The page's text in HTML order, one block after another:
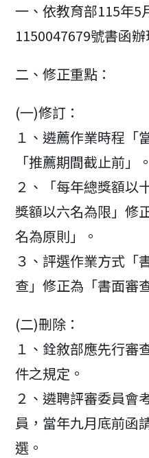
一、依教育部115年5
1150047679號書函辦
二、修正重點：
(一)修訂：
１、遴薦作業時程「
「推薦期間截止前」。
２、「每年總獎額以
獎額以六名為限」修
名為原則」。
３、評選作業方式「
查」修正為「書面審
(二)刪除：
１、銓敘部應先行審
件之規定。
２、遴聘評審委員會
員，當年九月底前函
選。